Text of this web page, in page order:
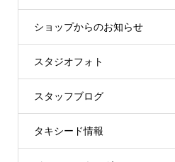
ショップからのお知らせ
スタジオフォト
スタッフブログ
タキシード情報